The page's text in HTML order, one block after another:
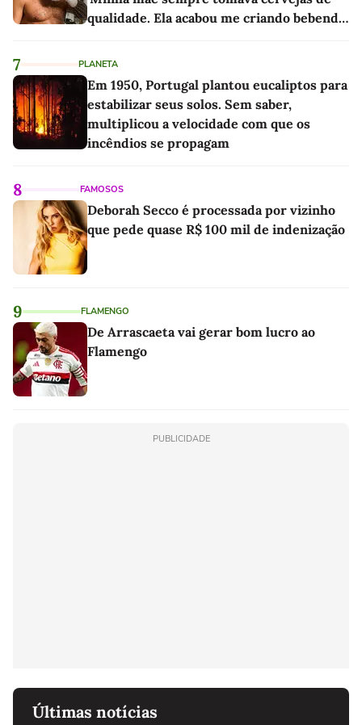
qualidade. Ela acabou me criando bebendo
7 PLANETA
Em 1950, Portugal plantou eucaliptos para
estabilizar seus solos. Sem saber,
multiplicou a velocidade com que os
incêndios se propagam
8 FAMOSOS
Deborah Secco é processada por vizinho
que pede quase R$ 100 mil de indenização
9 FLAMENGO
De Arrascaeta vai gerar bom lucro ao
Flamengo
PUBLICIDADE
Últimas notícias